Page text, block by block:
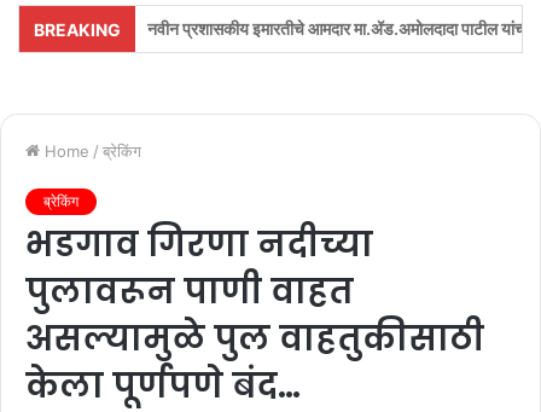
BREAKING
नवीन प्रशासकीय इमारतीचे आमदार मा.ॲड.अमोलदादा पाटील यांच्या शुभहस्ते लोकार्पण…!
Home / ब्रेकिंग
ब्रेकिंग
भडगाव गिरणा नदीच्या
पुलावरून पाणी वाहत
असल्यामुळे पुल वाहतुकीसाठी
केला पूर्णपणे बंद…